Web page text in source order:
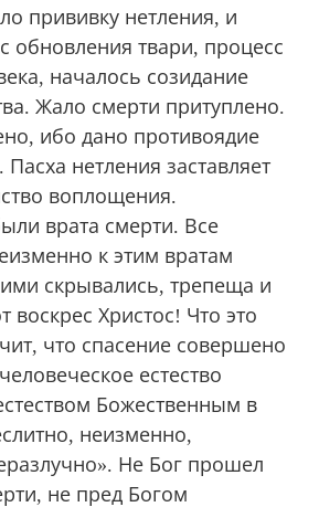
прививку нетления, и
обновления твари, процесс
началось созидание
Жало смерти притуплено.
ибо дано противоядие
нетления заставляет
воплощения.
врата смерти. Все
к этим вратам
скрывались, трепеща и
воскрес Христос! Что это
что спасение совершено
естество
Божественным в
неизменно,
Не Бог прошел
не пред Богом